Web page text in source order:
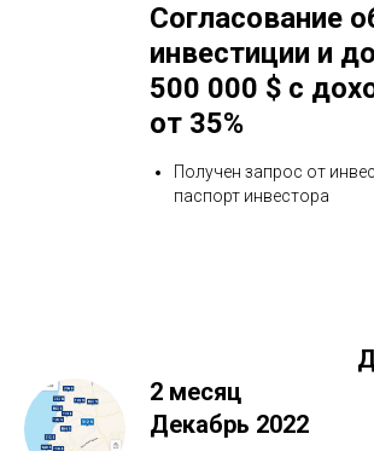
Согласование
инвестиции и
500 000 $ с
от 35%
Получен запрос от
паспорт инвестора
2 месяц
Декабрь 2022